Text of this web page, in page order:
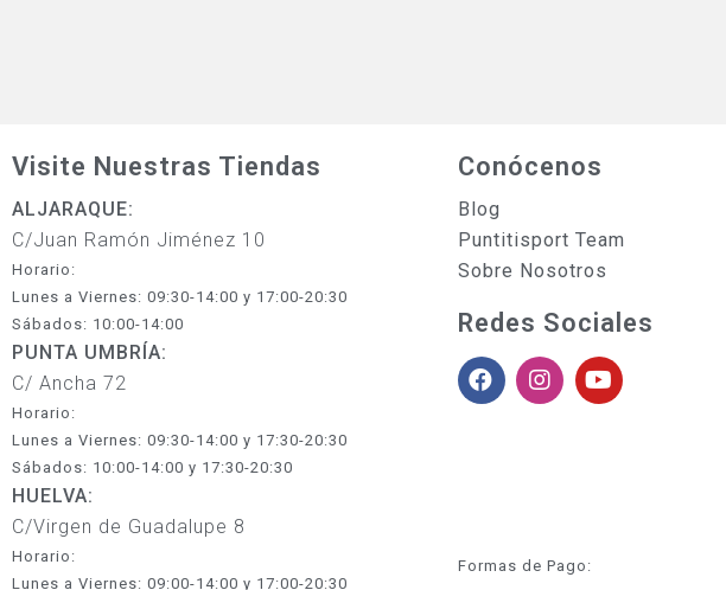
Visite Nuestras Tiendas
ALJARAQUE:
C/Juan Ramón Jiménez 10
Horario:
Lunes a Viernes: 09:30-14:00 y 17:00-20:30
Sábados: 10:00-14:00
PUNTA UMBRÍA:
C/ Ancha 72
Horario:
Lunes a Viernes: 09:30-14:00 y 17:30-20:30
Sábados: 10:00-14:00 y 17:30-20:30
HUELVA:
C/Virgen de Guadalupe 8
Horario:
Lunes a Viernes: 09:00-14:00 y 17:00-20:30
Conócenos
Blog
Puntitisport Team
Sobre Nosotros
Redes Sociales
Formas de Pago: